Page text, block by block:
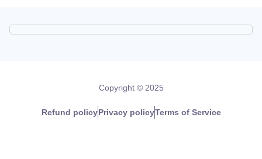
Copyright © 2025
Refund policyPrivacy policyTerms of Service